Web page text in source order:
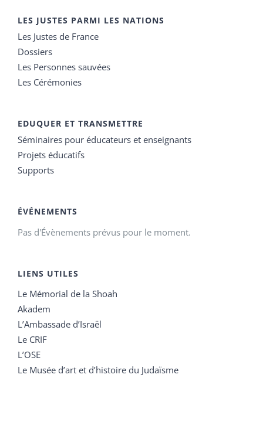
LES JUSTES PARMI LES NATIONS
Les Justes de France
Dossiers
Les Personnes sauvées
Les Cérémonies
EDUQUER ET TRANSMETTRE
Séminaires pour éducateurs et enseignants
Projets éducatifs
Supports
ÉVÉNEMENTS
Pas d'Évènements prévus pour le moment.
LIENS UTILES
Le Mémorial de la Shoah
Akadem
L’Ambassade d’Israël
Le CRIF
L’OSE
Le Musée d’art et d’histoire du Judaïsme